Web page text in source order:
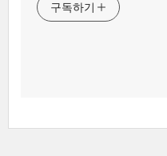
구독하기